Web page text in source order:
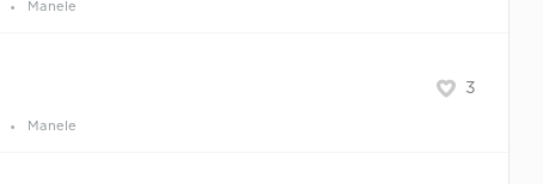
Manele
3
Manele